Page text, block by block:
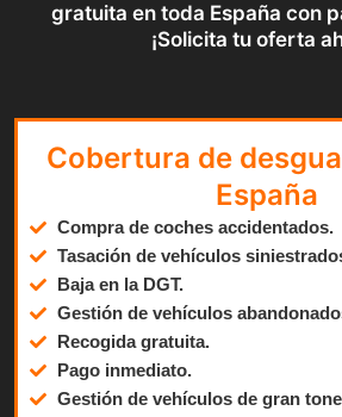
gratuita en toda España con
¡Solicita tu oferta
Cobertura de
España
Compra de coches accidentados.
Tasación de vehículos
Baja en la DGT.
Gestión de vehículos
Recogida gratuita.
Pago inmediato.
Gestión de vehículos de gran